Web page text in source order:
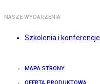
NASZE WYDARZENIA
Szkolenia i konferencje
MAPA STRONY